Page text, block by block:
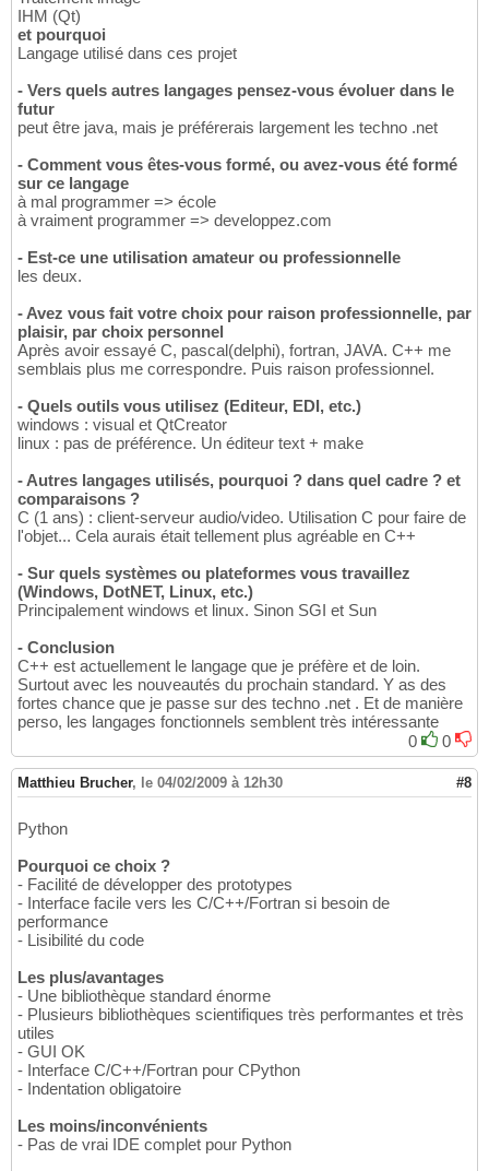
IHM (Qt)
et pourquoi
Langage utilisé dans ces projet
- Vers quels autres langages pensez-vous évoluer dans le
futur
peut être java, mais je préférerais largement les techno .net
- Comment vous êtes-vous formé, ou avez-vous été formé
sur ce langage
à mal programmer => école
à vraiment programmer => developpez.com
- Est-ce une utilisation amateur ou professionnelle
les deux.
- Avez vous fait votre choix pour raison professionnelle, par
plaisir, par choix personnel
Après avoir essayé C, pascal(delphi), fortran, JAVA. C++ me
semblais plus me correspondre. Puis raison professionnel.
- Quels outils vous utilisez (Editeur, EDI, etc.)
windows : visual et QtCreator
linux : pas de préférence. Un éditeur text + make
- Autres langages utilisés, pourquoi ? dans quel cadre ? et
comparaisons ?
C (1 ans) : client-serveur audio/video. Utilisation C pour faire de
l'objet... Cela aurais était tellement plus agréable en C++
- Sur quels systèmes ou plateformes vous travaillez
(Windows, DotNET, Linux, etc.)
Principalement windows et linux. Sinon SGI et Sun
- Conclusion
C++ est actuellement le langage que je préfère et de loin.
Surtout avec les nouveautés du prochain standard. Y as des
fortes chance que je passe sur des techno .net . Et de manière
perso, les langages fonctionnels semblent très intéressante
0
0
Matthieu Brucher, le 04/02/2009 à 12h30 #8
Python
Pourquoi ce choix ?
- Facilité de développer des prototypes
- Interface facile vers les C/C++/Fortran si besoin de
performance
- Lisibilité du code
Les plus/avantages
- Une bibliothèque standard énorme
- Plusieurs bibliothèques scientifiques très performantes et très
utiles
- GUI OK
- Interface C/C++/Fortran pour CPython
- Indentation obligatoire
Les moins/inconvénients
- Pas de vrai IDE complet pour Python